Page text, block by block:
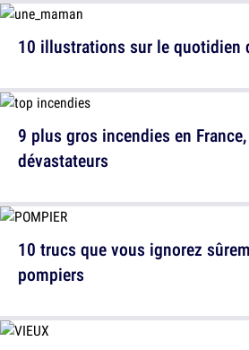
9 plus gros incendies en
dévastateurs
10 illustrations sur le quotidien
10 trucs que vous ignorez
pompiers